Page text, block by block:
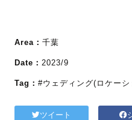
Area： 千葉
Date： 2023/9
Tag： #ウェディング(ロケー
ツイート